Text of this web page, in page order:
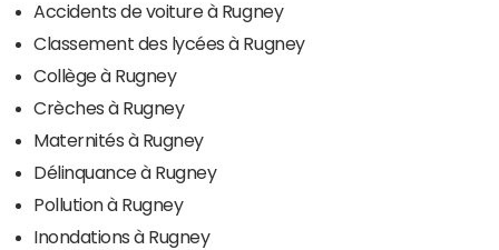
Accidents de voiture à Rugney
Classement des lycées à Rugney
Collège à Rugney
Crèches à Rugney
Maternités à Rugney
Délinquance à Rugney
Pollution à Rugney
Inondations à Rugney